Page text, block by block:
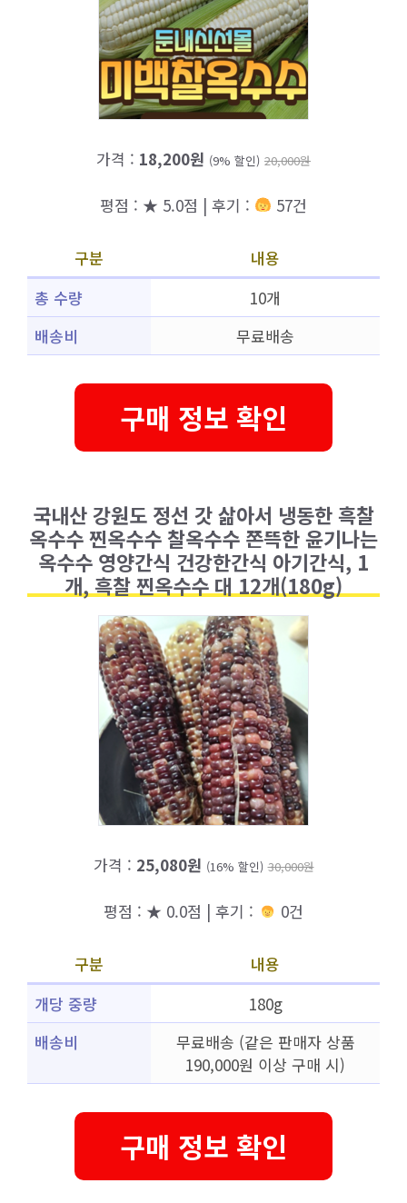
가격 : 18,200원 (9% 할인) 20,000원
평점 : ★ 5.0점 | 후기 : 57건
구분
내용
총 수량
10개
배송비
무료배송
구매 정보 확인
국내산 강원도 정선 갓 삶아서 냉동한 흑찰
옥수수 찐옥수수 찰옥수수 쫀뜩한 윤기나는
옥수수 영양간식 건강한간식 아기간식, 1
개, 흑찰 찐옥수수 대 12개(180g)
가격 : 25,080원 (16% 할인) 30,000원
평점 : ★ 0.0점 | 후기 : 0건
구분
내용
개당 중량
180g
배송비
무료배송 (같은 판매자 상품
190,000원 이상 구매 시)
구매 정보 확인